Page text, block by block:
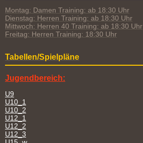
Montag: Damen Training: ab 18:30 Uhr
Dienstag: Herren Training: ab 18:30 Uhr
Mittwoch: Herren 40 Training: ab 18:30 Uhr
Freitag: Herren Training: 18:30 Uhr
Tabellen/Spielpläne
Jugendbereich:
U9
U10_1
U10_2
U12_1
U12_2
U12_3